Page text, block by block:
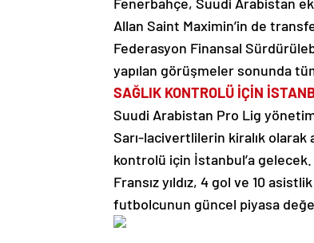
Allan Saint Maximin’in de
Federasyon Finansal
yapılan görüşmeler sonunda
SAĞLIK KONTROLÜ İÇİN
Suudi Arabistan Pro Lig
Sarı-lacivertlilerin kiralık olarak
kontrolü için İstanbul’a gelecek.
Fransız yıldız, 4 gol ve 10
futbolcunun güncel piyasa